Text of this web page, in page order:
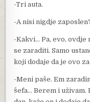
-Tri auta.
-A nisi nigdje
-Kakvi… Pa, evo,
se zaraditi. Samo
koji dodaje da je ovo
-Meni paše. Em
šefa… Berem i uživam.